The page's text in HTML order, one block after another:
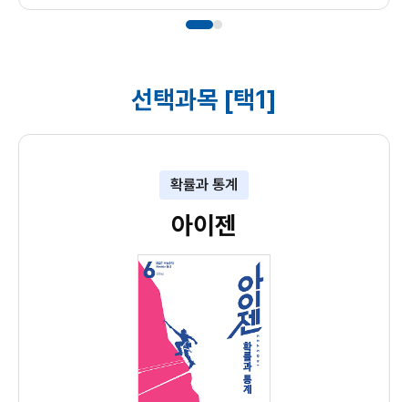
선택과목 [택1]
확률과 통계
아이젠